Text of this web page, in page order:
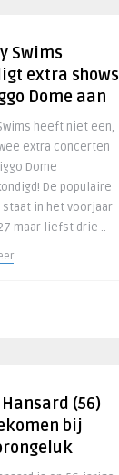
Swims
extra shows
Dome aan
heeft niet een,
extra concerten
Dome
De populaire
staat in het voorjaar
maar liefst drie ..
(56)
bij